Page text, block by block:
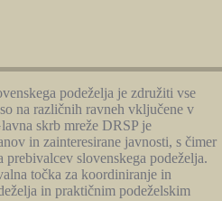
podeželja je združiti vse
na različnih ravneh vključene v
skrb mreže DRSP je
in zainteresirane javnosti, s čimer
slovenskega podeželja.
točka za koordiniranje in
in praktičnim podeželskim